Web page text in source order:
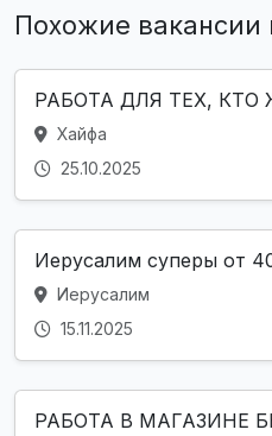
Похожие вакансии
РАБОТА ДЛЯ ТЕХ, КТО
Хайфа
25.10.2025
Иерусалим суперы от
Иерусалим
15.11.2025
РАБОТА В МАГАЗИНЕ